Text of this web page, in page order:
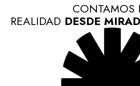
CONTAMOS
REALIDAD DESDE